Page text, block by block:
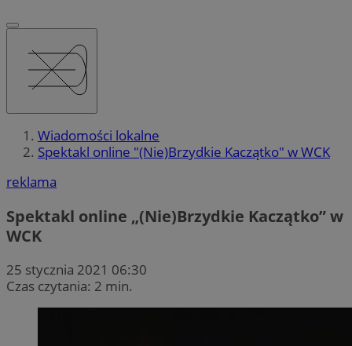
Wiadomości lokalne
Spektakl online "(Nie)Brzydkie Kaczątko" w WCK
reklama
Spektakl online „(Nie)Brzydkie Kaczątko” w
WCK
25 stycznia 2021 06:30
Czas czytania: 2 min.